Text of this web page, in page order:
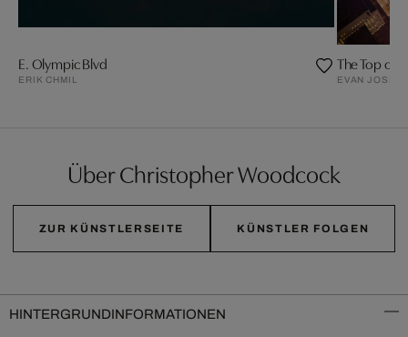
E. Olympic Blvd
ERIK CHMIL
The Top of
EVAN
Über Christopher Woodcock
ZUR KÜNSTLERSEITE KÜNSTLER FOLGEN
HINTERGRUNDINFORMATIONEN